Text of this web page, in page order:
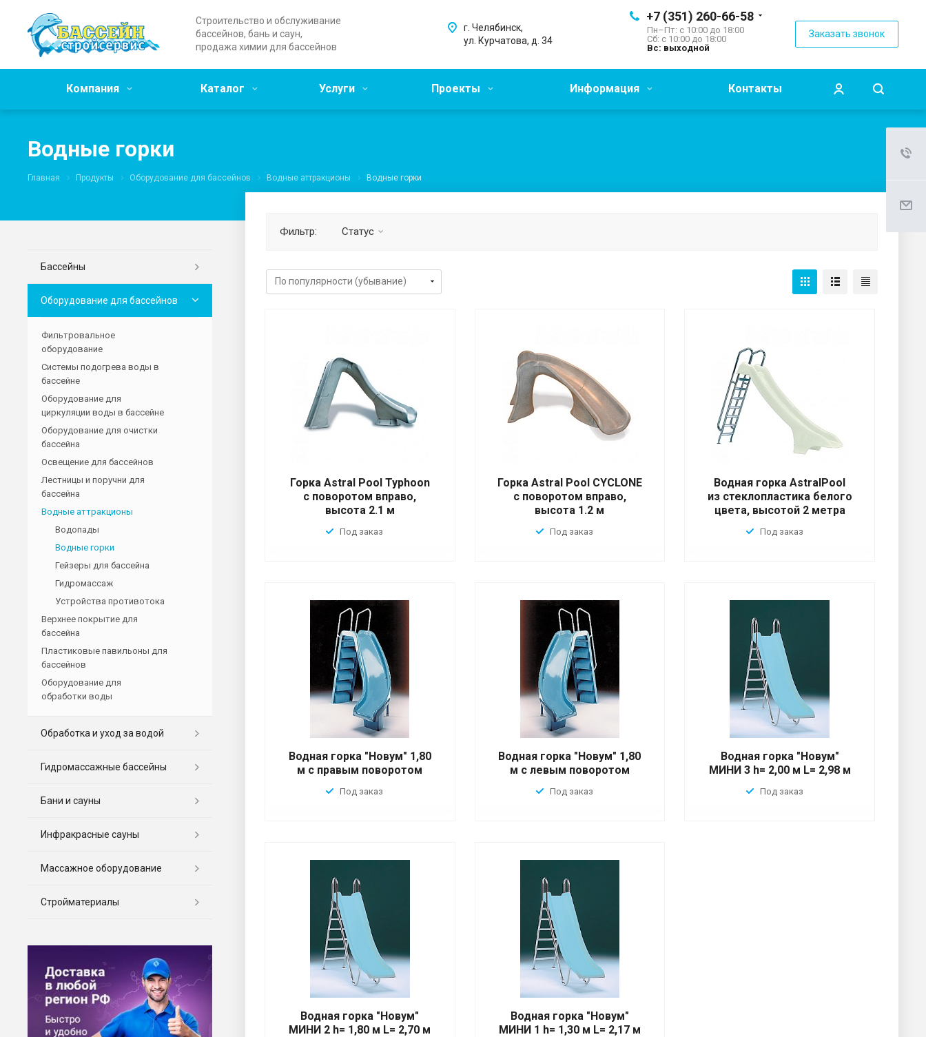
Строительство и обслуживание
бассейнов, бань и саун,
продажа химии для бассейнов
+7 (351) 260-66-58
Пн–Пт: с 10:00 до 18:00
Сб: с 10:00 до 18:00
Вс: выходной
Заказать звонок
г. Челябинск,
ул. Курчатова, д. 34
Компания Каталог Услуги Проекты Информация Контакты
Водные горки
Главная Продукты Оборудование для бассейнов Водные аттракционы Водные горки
Фильтр: Статус
Горка Astral Pool Typhoon
с поворотом вправо,
высота 2.1 м
Под заказ
Горка Astral Pool CYCLONE
с поворотом вправо,
высота 1.2 м
Под заказ
Водная горка AstralPool
из стеклопластика белого
цвета, высотой 2 метра
Под заказ
Водная горка "Новум" 1,80
м с правым поворотом
Под заказ
Водная горка "Новум" 1,80
м с левым поворотом
Под заказ
Водная горка "Новум"
МИНИ 3 h= 2,00 м L= 2,98 м
Под заказ
Водная горка "Новум"
МИНИ 2 h= 1,80 м L= 2,70 м
Водная горка "Новум"
МИНИ 1 h= 1,30 м L= 2,17 м
Бассейны
Оборудование для бассейнов
Фильтровальное
оборудование
Системы подогрева воды в
бассейне
Оборудование для
циркуляции воды в бассейне
Оборудование для очистки
бассейна
Освещение для бассейнов
Лестницы и поручни для
бассейна
Водные аттракционы
Водопады
Водные горки
Гейзеры для бассейна
Гидромассаж
Устройства противотока
Верхнее покрытие для
бассейна
Пластиковые павильоны для
бассейнов
Оборудование для
обработки воды
Обработка и уход за водой
Гидромассажные бассейны
Бани и сауны
Инфракрасные сауны
Массажное оборудование
Стройматериалы